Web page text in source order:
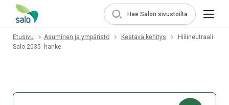
Hae Salon sivustoilta
Etusivu Asuminen ja ympäristö Kestävä kehitys
Hiilineutraali
Salo 2035 -hanke